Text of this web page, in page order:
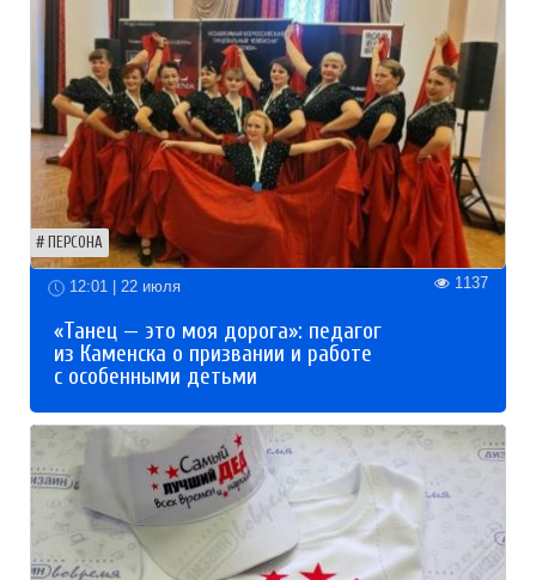
ПЕРСОНА
12:01 | 22 июля 1137
«Танец — это моя дорога»: педагог
из Каменска о призвании и работе
с особенными детьми